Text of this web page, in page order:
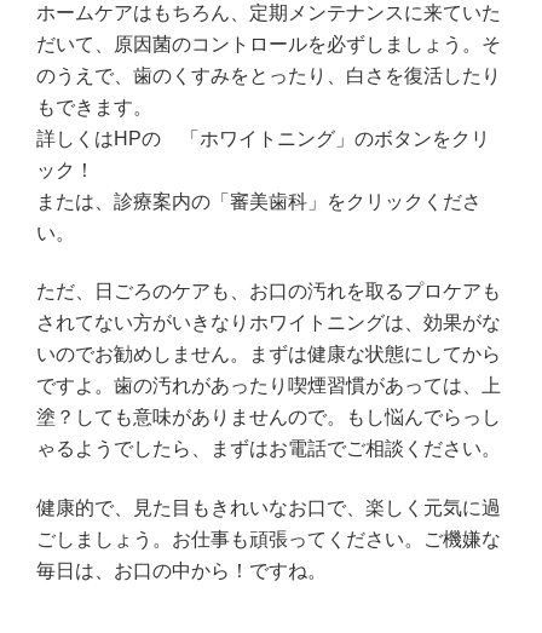
ホームケアはもちろん、定期メンテナンスに来ていた
だいて、原因菌のコントロールを必ずしましょう。そ
のうえで、歯のくすみをとったり、白さを復活したり
もできます。
詳しくはHPの 「ホワイトニング」のボタンをクリ
ック！
または、診療案内の「審美歯科」をクリックくださ
い。
ただ、日ごろのケアも、お口の汚れを取るプロケアも
されてない方がいきなりホワイトニングは、効果がな
いのでお勧めしません。まずは健康な状態にしてから
ですよ。歯の汚れがあったり喫煙習慣があっては、上
塗？しても意味がありませんので。もし悩んでらっし
ゃるようでしたら、まずはお電話でご相談ください。
健康的で、見た目もきれいなお口で、楽しく元気に過
ごしましょう。お仕事も頑張ってください。
ご機嫌な
毎日は、お口の中から！ですね。